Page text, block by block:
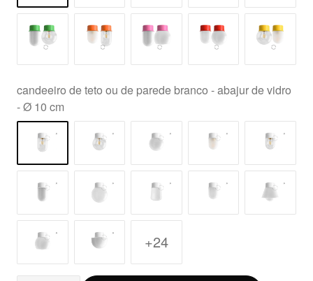
candeeiro de teto ou de parede branco - abajur de vidro
- Ø 10 cm
+24